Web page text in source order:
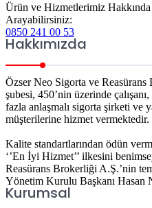
Ürün ve Hizmetlerimiz
Arayabilirsiniz:
0850 241 00 53
Hakkımızda
Özser Neo Sigorta ve
şubesi, 450’nin üzerinde
fazla anlaşmalı sigorta şirketi ve
müşterilerine hizmet vermektedir.
Kalite standartlarından ödün
‘’En İyi Hizmet’’ ilkesini
Reasürans Brokerliği A.Ş.’nin
Yönetim Kurulu Başkanı Hasan
Kurumsal